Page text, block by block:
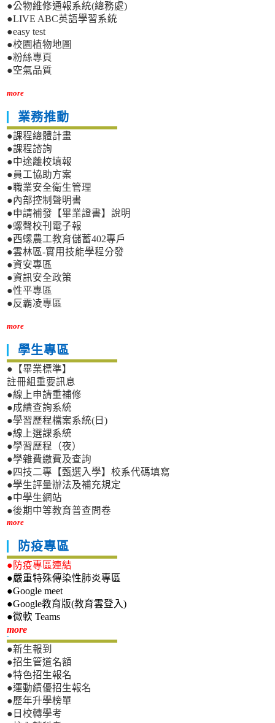
●公物維修通報系統(總務處)
●LIVE ABC英語學習系統
●easy test
●校園植物地圖
●粉絲專頁
●空氣品質
more
業務推動
●課程總體計畫
●課程諮詢
●中途離校填報
●員工協助方案
●職業安全衛生管理
●內部控制聲明書
●申請補發【畢業證書】說明
●螺聲校刊電子報
●西螺農工教育儲蓄402專戶
●雲林區-實用技能學程分發
●資安專區
●資訊安全政策
●性平專區
●反霸凌專區
more
學生專區
●【畢業標準】
註冊組重要訊息
●線上申請重補修
●成績查詢系統
●學習歷程檔案系統(日)
●線上選課系統
●學習歷程（夜）
●學雜費繳費及查詢
●四技二專【甄選入學】校系代碼填寫
●學生評量辦法及補充規定
●中學生網站
●後期中等教育普查問卷
more
防疫專區
●防疫專區連結
●嚴重特殊傳染性肺炎專區
●Google meet
●Google教育版(教育雲登入)
●微軟 Teams
more新生專區
●新生報到
●招生管道名額
●特色招生報名
●運動績優招生報名
●歷年升學榜單
●日校轉學考